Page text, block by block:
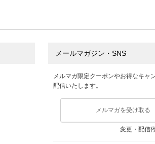
メールマガジン・SNS
メルマガ限定クーポンやお得なキャ
配信いたします。
メルマガを受け取る
変更・配信